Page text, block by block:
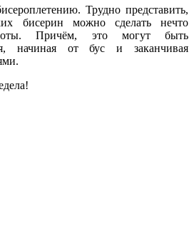
Трудно представить,
бисерин можно сделать нечто
Причём, это могут быть
начиная от бус и заканчивая